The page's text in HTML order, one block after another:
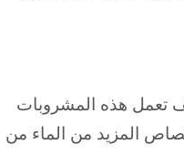
تعمل هذه المشروبات
المزيد من الماء من